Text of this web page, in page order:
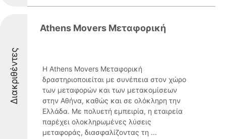
Διακριθέντες
Athens Movers Μεταφορική
Η Athens Movers Μεταφορική
δραστηριοποιείται με συνέπεια στον χώρο
των μεταφορών και των μετακομίσεων
στην Αθήνα, καθώς και σε ολόκληρη την
Ελλάδα. Με πολυετή εμπειρία, η εταιρεία
παρέχει ολοκληρωμένες λύσεις
μεταφοράς, διασφαλίζοντας τη ...